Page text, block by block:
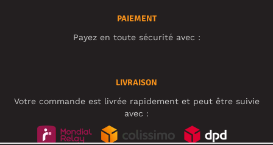
PAIEMENT
Payez en toute sécurité avec :
LIVRAISON
Votre commande est livrée rapidement et peut être suivie
avec :